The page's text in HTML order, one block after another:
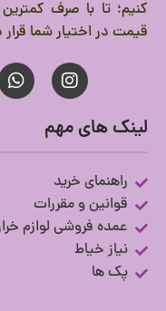
کنیم؛ تا با صرف کمترین
قیمت در اختیار شما
لینک های مهم
راهنمای خرید
قوانین و مقررات
عمده فروشی لوازم
نیاز خیاط
پک ها